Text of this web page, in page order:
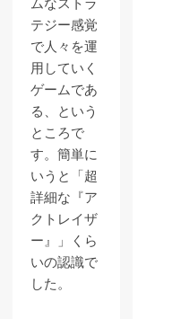
テジー感覚
で人々を運
用していく
ゲームであ
る、という
ところで
す。簡単に
いうと「超
詳細な『ア
クトレイザ
ー』」くら
いの認識で
した。